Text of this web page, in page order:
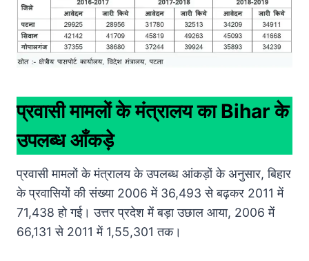
प्रवासी मामलों के मंत्रालय का Bihar के
उपलब्ध आँकड़े
प्रवासी मामलों के मंत्रालय के उपलब्ध आंकड़ों के अनुसार, बिहार
के प्रवासियों की संख्या 2006 में 36,493 से बढ़कर 2011 में
71,438 हो गई। उत्तर प्रदेश में बड़ा उछाल आया, 2006 में
66,131 से 2011 में 1,55,301 तक।